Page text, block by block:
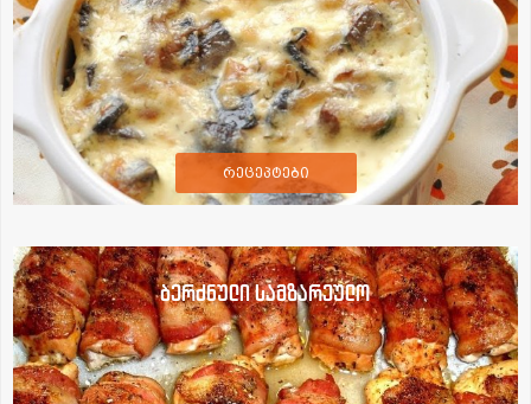
რეცეპტები
ბერძნული სამზარეულო